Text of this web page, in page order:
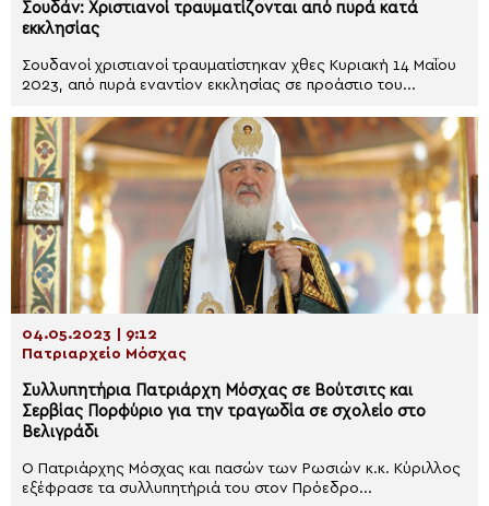
Σουδάν: Χριστιανοί τραυματίζονται από πυρά κατά
εκκλησίας
Σουδανοί χριστιανοί τραυματίστηκαν χθες Κυριακή 14 Μαΐου
2023, από πυρά εναντίον εκκλησίας σε προάστιο του...
04.05.2023 | 9:12
Πατριαρχείο Μόσχας
Συλλυπητήρια Πατριάρχη Μόσχας σε Βούτσιτς και
Σερβίας Πορφύριο για την τραγωδία σε σχολείο στο
Βελιγράδι
Ο Πατριάρχης Μόσχας και πασών των Ρωσιών κ.κ. Κύριλλος
εξέφρασε τα συλλυπητήριά του στον Πρόεδρο...